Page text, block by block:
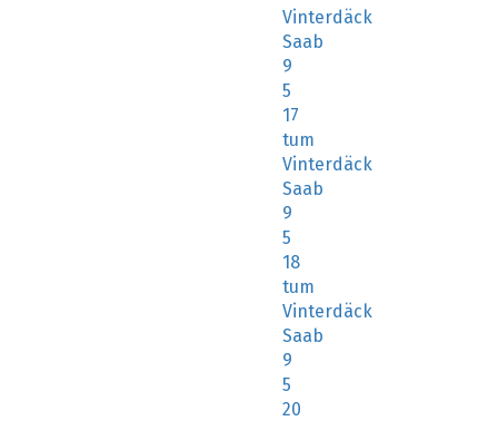
Vinterdäck
Saab
9
5
17
tum
Vinterdäck
Saab
9
5
18
tum
Vinterdäck
Saab
9
5
20